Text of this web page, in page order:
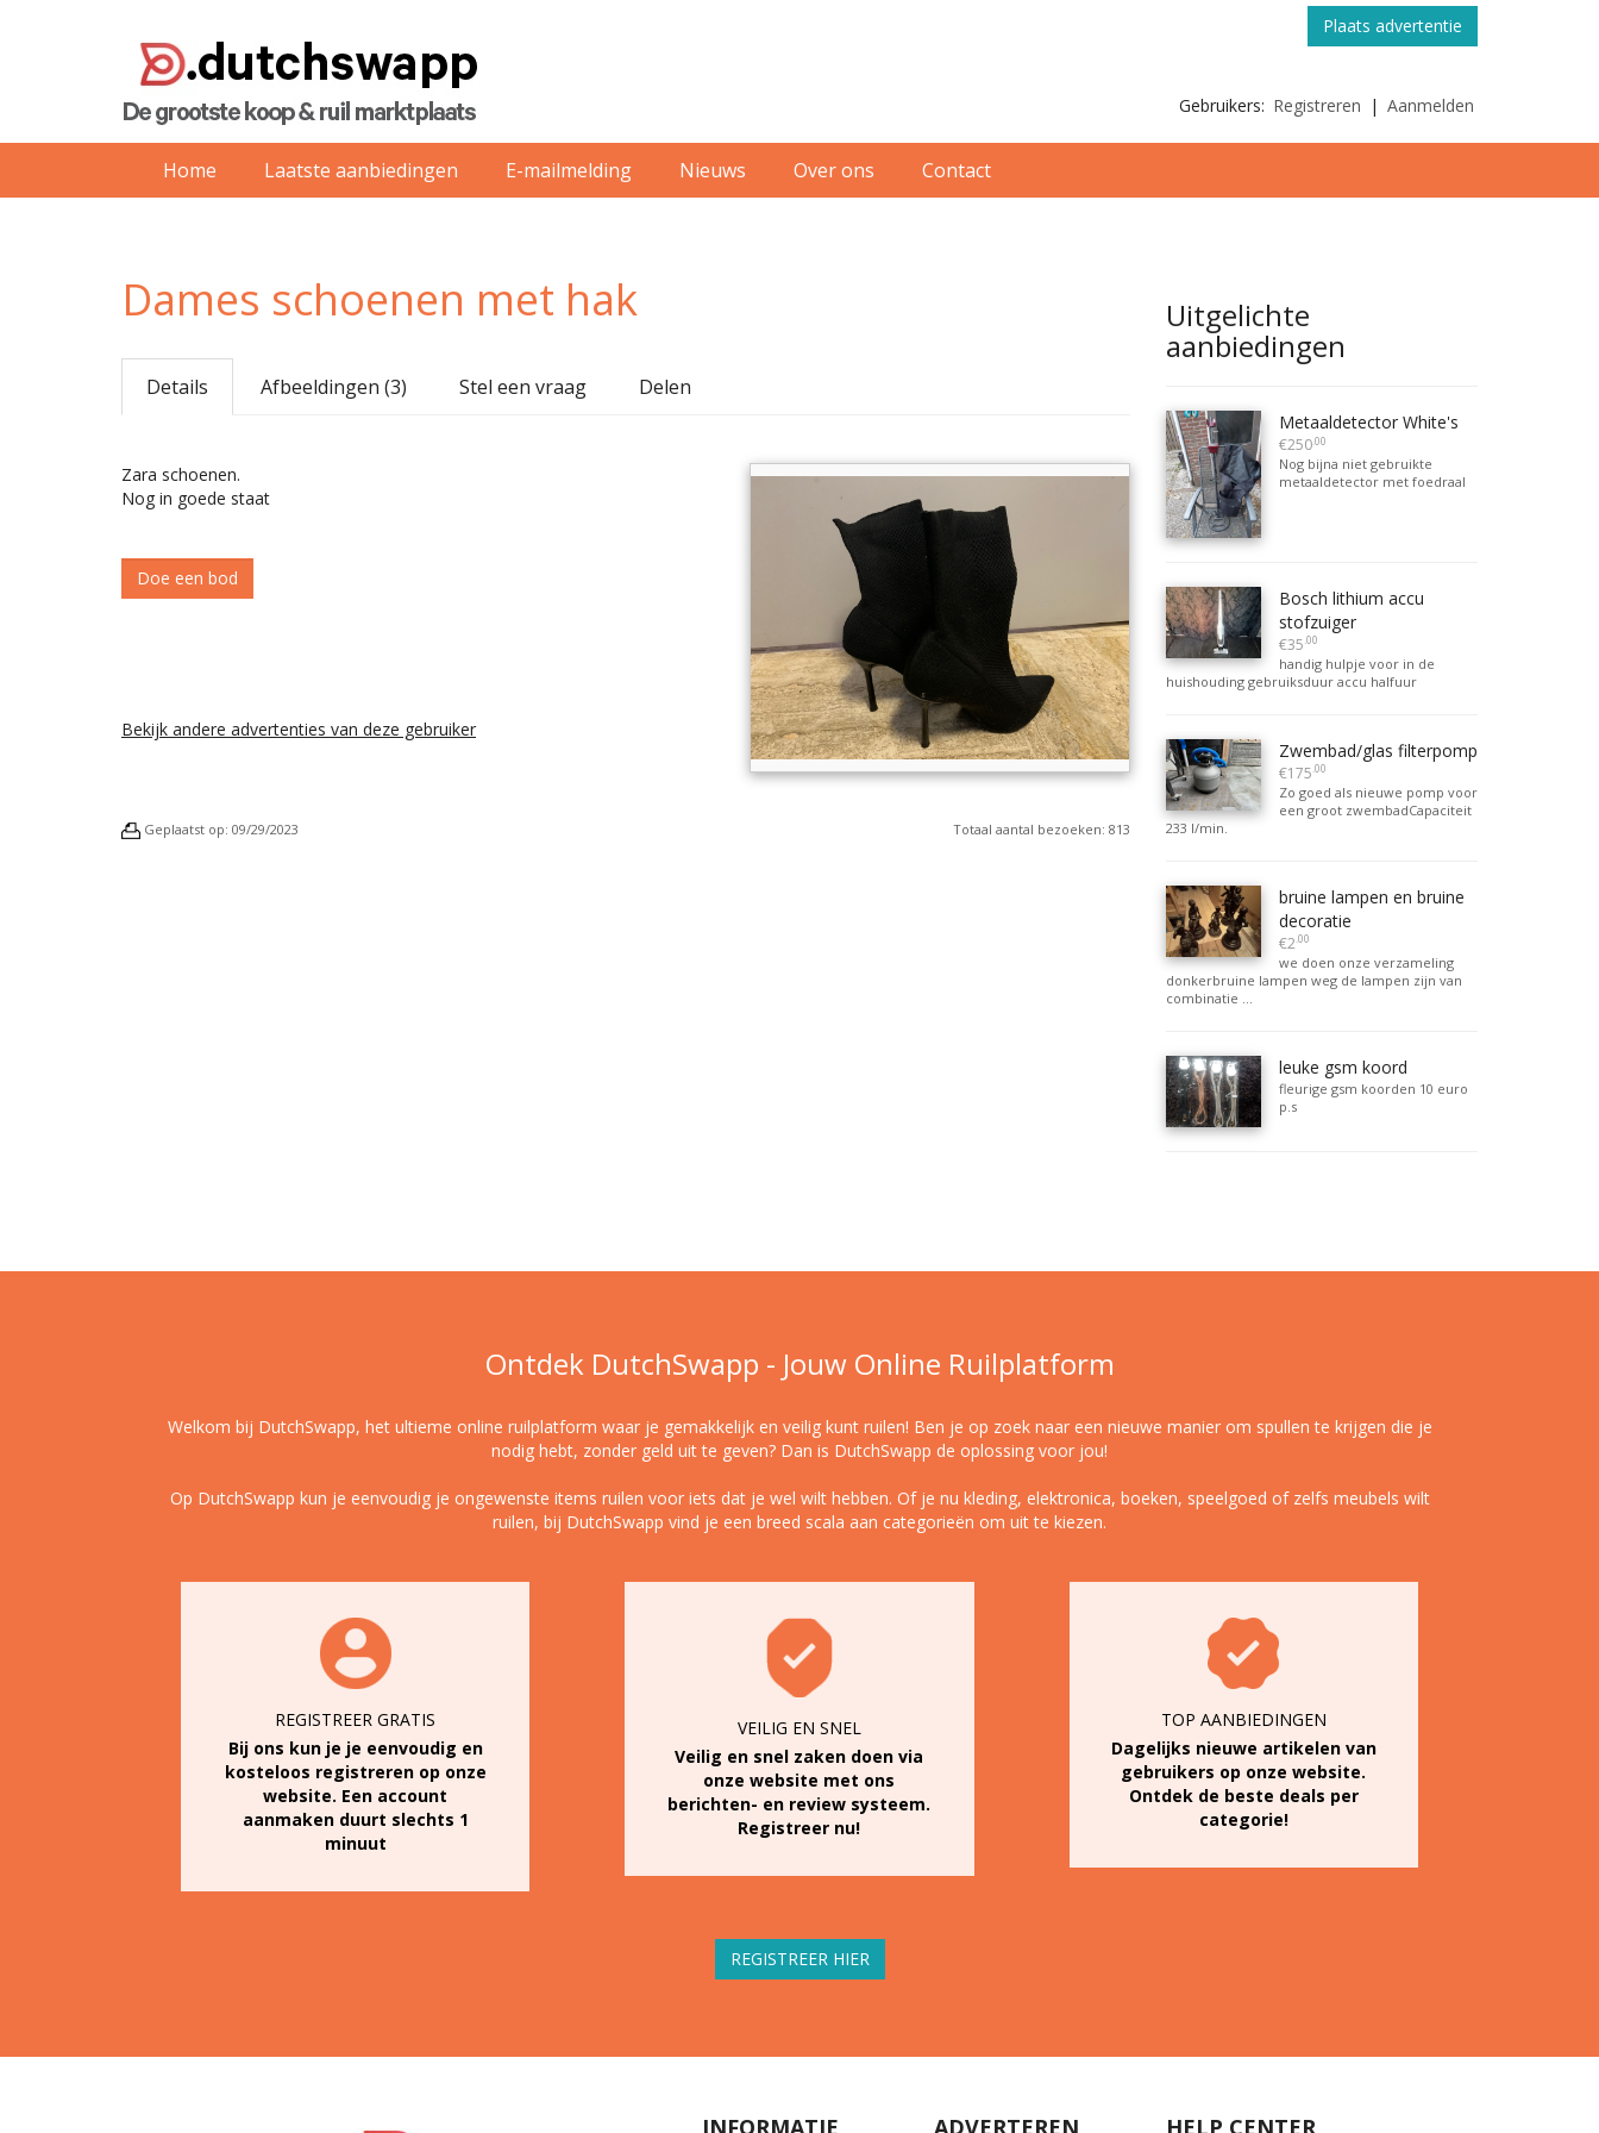
Plaats advertentie
Gebruikers: Registreren | Aanmelden
Home Laatste aanbiedingen E-mailmelding Nieuws Over ons Contact
Dames schoenen met hak
Details Afbeeldingen (3) Stel een vraag Delen
Zara schoenen.
Nog in goede staat
Bekijk andere advertenties van deze gebruiker
Totaal aantal bezoeken: 813
Geplaatst op: 09/29/2023
Uitgelichte
aanbiedingen
Metaaldetector White's
€250.00
Nog bijna niet gebruikte
metaaldetector met foedraal
Bosch lithium accu
stofzuiger
€35.00
handig hulpje voor in de
huishouding gebruiksduur accu halfuur
Zwembad/glas filterpomp
€175.00
Zo goed als nieuwe pomp voor
een groot zwembadCapaciteit
233 l/min.
bruine lampen en bruine
decoratie
€2.00
we doen onze verzameling
donkerbruine lampen weg de lampen zijn van
combinatie ...
leuke gsm koord
fleurige gsm koorden 10 euro
p.s
Ontdek DutchSwapp - Jouw Online Ruilplatform
Welkom bij DutchSwapp, het ultieme online ruilplatform waar je gemakkelijk en veilig kunt ruilen! Ben je op zoek naar een nieuwe manier om spullen te krijgen die je
nodig hebt, zonder geld uit te geven? Dan is DutchSwapp de oplossing voor jou!
Op DutchSwapp kun je eenvoudig je ongewenste items ruilen voor iets dat je wel wilt hebben. Of je nu kleding, elektronica, boeken, speelgoed of zelfs meubels wilt
ruilen, bij DutchSwapp vind je een breed scala aan categorieën om uit te kiezen.
REGISTREER GRATIS
Bij ons kun je je eenvoudig en
kosteloos registreren op onze
website. Een account
aanmaken duurt slechts 1
minuut
VEILIG EN SNEL
Veilig en snel zaken doen via
onze website met ons
berichten- en review systeem.
Registreer nu!
TOP AANBIEDINGEN
Dagelijks nieuwe artikelen van
gebruikers op onze website.
Ontdek de beste deals per
categorie!
REGISTREER HIER
INFORMATIE ADVERTEREN HELP CENTER